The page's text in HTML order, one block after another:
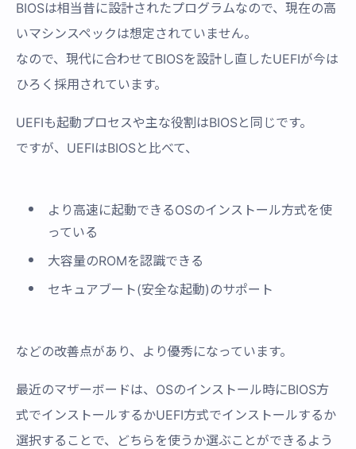
BIOSは相当昔に設計されたプログラムなので、現在の高
いマシンスペックは想定されていません。
なので、現代に合わせてBIOSを設計し直したUEFIが今は
ひろく採用されています。
UEFIも起動プロセスや主な役割はBIOSと同じです。
ですが、UEFIはBIOSと比べて、
より高速に起動できるOSのインストール方式を使
っている
大容量のROMを認識できる
セキュアブート(安全な起動)のサポート
などの改善点があり、より優秀になっています。
最近のマザーボードは、OSのインストール時にBIOS方
式でインストールするかUEFI方式でインストールするか
選択することで、どちらを使うか選ぶことができるよう